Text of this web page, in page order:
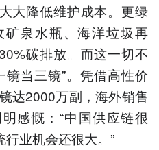
大降低维护成本。更绿
泉水瓶、海洋垃圾再
碳排放。而这一切不
当三镜”。凭借高性价
达2000万副，海外销售
感慨：“中国供应链很
业机会还很大。”